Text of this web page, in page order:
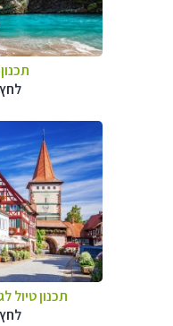
תכנון טיול